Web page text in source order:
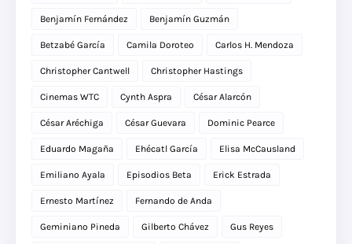
Benjamín Fernández Benjamín Guzmán
Betzabé García Camila Doroteo Carlos H. Mendoza
Christopher Cantwell Christopher Hastings
Cinemas WTC Cynth Aspra César Alarcón
César Aréchiga César Guevara Dominic Pearce
Eduardo Magaña Ehécatl García Elisa McCausland
Emiliano Ayala Episodios Beta Erick Estrada
Ernesto Martínez Fernando de Anda
Geminiano Pineda Gilberto Chávez Gus Reyes